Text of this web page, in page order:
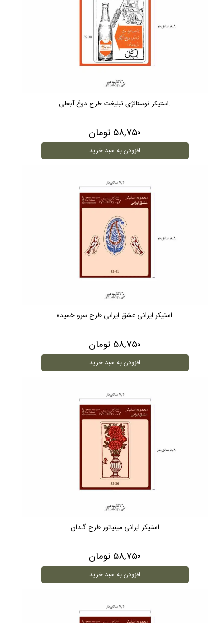
.استیکر نوستالژی تبلیغات طرح دوغ آبعلی
۵۸,۷۵۰ تومان
افزودن به سبد خرید
استیکر ایرانی عشق ایرانی طرح سرو خمیده
۵۸,۷۵۰ تومان
افزودن به سبد خرید
استیکر ایرانی مینیاتور طرح گلدان
۵۸,۷۵۰ تومان
افزودن به سبد خرید